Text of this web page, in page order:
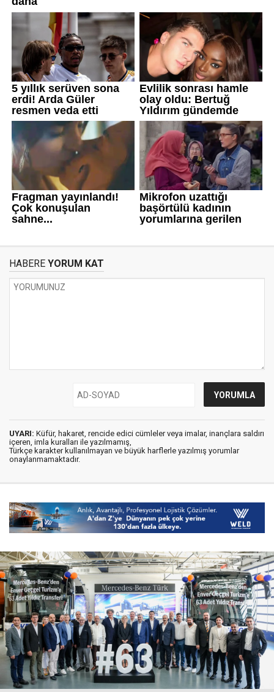
HABERE YORUM KAT
UYARI: Küfür, hakaret, rencide edici cümleler veya imalar, inançlara saldırı
içeren, imla kuralları ile yazılmamış,
Türkçe karakter kullanılmayan ve büyük harflerle yazılmış yorumlar
onaylanmamaktadır.